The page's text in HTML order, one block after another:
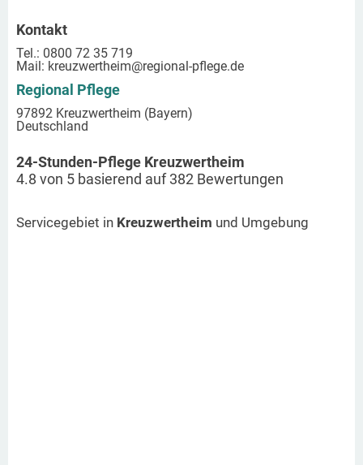
Kontakt
Tel.: 0800 72 35 719
Mail: kreuzwertheim@regional-pflege.de
Regional Pflege
97892 Kreuzwertheim (Bayern)
Deutschland
24-Stunden-Pflege Kreuzwertheim
4.8 von 5 basierend auf382 Bewertungen
Servicegebiet in Kreuzwertheim und Umgebung